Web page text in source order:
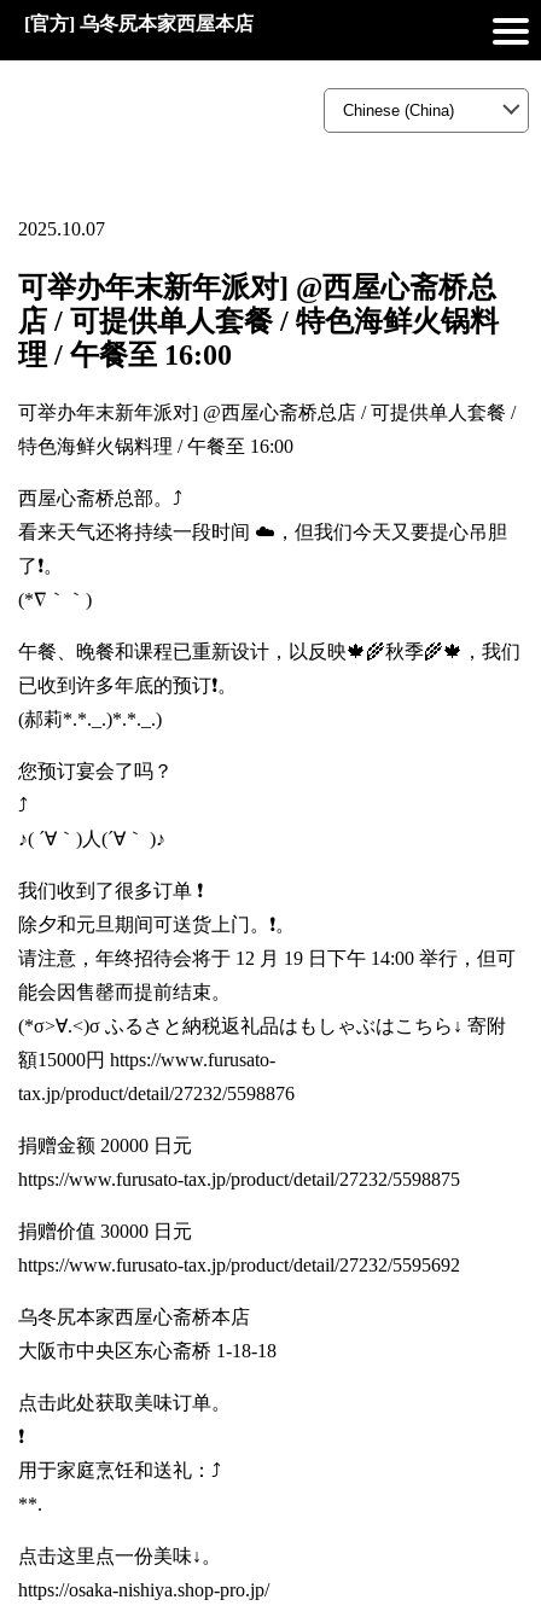
[官方] 乌冬尻本家西屋本店
2025.10.07
可举办年末新年派对] @西屋心斋桥总
店 / 可提供单人套餐 / 特色海鲜火锅料
理 / 午餐至 16:00
可举办年末新年派对] @西屋心斋桥总店 / 可提供单人套餐 /
特色海鲜火锅料理 / 午餐至 16:00
西屋心斋桥总部。⤴️
看来天气还将持续一段时间 ☁️，但我们今天又要提心吊胆
了❗。
(*∇｀｀)
午餐、晚餐和课程已重新设计，以反映🍁🌾秋季🌾🍁，我们
已收到许多年底的预订❗。
(郝莉*.*._.)*.*._.)
您预订宴会了吗？
⤴️
♪( ´∀｀)人(´∀｀ )♪
我们收到了很多订单 ❗
除夕和元旦期间可送货上门。❗️。
请注意，年终招待会将于 12 月 19 日下午 14:00 举行，但可
能会因售罄而提前结束。
(*σ>∀.<)σ ふるさと納税返礼品はもしゃぶはこちら↓ 寄附
額15000円 https://www.furusato-
tax.jp/product/detail/27232/5598876
捐赠金额 20000 日元
https://www.furusato-tax.jp/product/detail/27232/5598875
捐赠价值 30000 日元
https://www.furusato-tax.jp/product/detail/27232/5595692
乌冬尻本家西屋心斋桥本店
大阪市中央区东心斋桥 1-18-18
点击此处获取美味订单。
❗️
用于家庭烹饪和送礼：⤴️
**.
点击这里点一份美味↓。
https://osaka-nishiya.shop-pro.jp/